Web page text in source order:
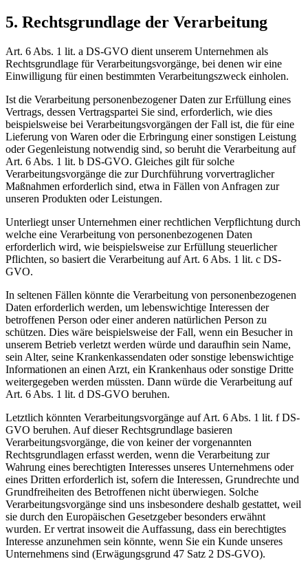
5. Rechtsgrundlage der Verarbeitung
Art. 6 Abs. 1 lit. a DS-GVO dient unserem Unternehmen als
Rechtsgrundlage für Verarbeitungsvorgänge, bei denen wir eine
Einwilligung für einen bestimmten Verarbeitungszweck einholen.
Ist die Verarbeitung personenbezogener Daten zur Erfüllung eines
Vertrags, dessen Vertragspartei Sie sind, erforderlich, wie dies
beispielsweise bei Verarbeitungsvorgängen der Fall ist, die für eine
Lieferung von Waren oder die Erbringung einer sonstigen Leistung
oder Gegenleistung notwendig sind, so beruht die Verarbeitung auf
Art. 6 Abs. 1 lit. b DS-GVO. Gleiches gilt für solche
Verarbeitungsvorgänge die zur Durchführung vorvertraglicher
Maßnahmen erforderlich sind, etwa in Fällen von Anfragen zur
unseren Produkten oder Leistungen.
Unterliegt unser Unternehmen einer rechtlichen Verpflichtung durch
welche eine Verarbeitung von personenbezogenen Daten
erforderlich wird, wie beispielsweise zur Erfüllung steuerlicher
Pflichten, so basiert die Verarbeitung auf Art. 6 Abs. 1 lit. c DS-
GVO.
In seltenen Fällen könnte die Verarbeitung von personenbezogenen
Daten erforderlich werden, um lebenswichtige Interessen der
betroffenen Person oder einer anderen natürlichen Person zu
schützen. Dies wäre beispielsweise der Fall, wenn ein Besucher in
unserem Betrieb verletzt werden würde und daraufhin sein Name,
sein Alter, seine Krankenkassendaten oder sonstige lebenswichtige
Informationen an einen Arzt, ein Krankenhaus oder sonstige Dritte
weitergegeben werden müssten. Dann würde die Verarbeitung auf
Art. 6 Abs. 1 lit. d DS-GVO beruhen.
Letztlich könnten Verarbeitungsvorgänge auf Art. 6 Abs. 1 lit. f DS-
GVO beruhen. Auf dieser Rechtsgrundlage basieren
Verarbeitungsvorgänge, die von keiner der vorgenannten
Rechtsgrundlagen erfasst werden, wenn die Verarbeitung zur
Wahrung eines berechtigten Interesses unseres Unternehmens oder
eines Dritten erforderlich ist, sofern die Interessen, Grundrechte und
Grundfreiheiten des Betroffenen nicht überwiegen. Solche
Verarbeitungsvorgänge sind uns insbesondere deshalb gestattet, weil
sie durch den Europäischen Gesetzgeber besonders erwähnt
wurden. Er vertrat insoweit die Auffassung, dass ein berechtigtes
Interesse anzunehmen sein könnte, wenn Sie ein Kunde unseres
Unternehmens sind (Erwägungsgrund 47 Satz 2 DS-GVO).